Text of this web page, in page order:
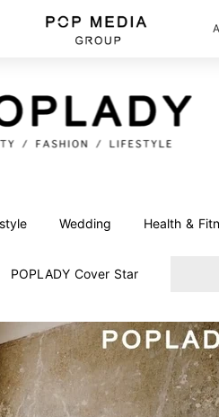
Wedding Health &
POPLADY Cover Star